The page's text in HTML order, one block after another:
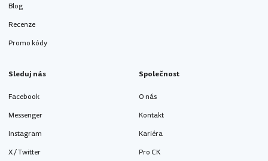
Blog
Recenze
Promo kódy
Sleduj nás
Facebook
Messenger
Instagram
X / Twitter
Společnost
O nás
Kontakt
Kariéra
Pro CK